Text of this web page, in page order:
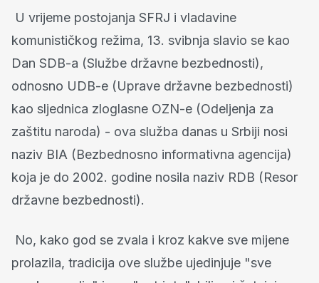
U vrijeme postojanja SFRJ i vladavine
komunističkog režima, 13. svibnja slavio se kao
Dan SDB-a (Službe državne bezbednosti),
odnosno UDB-e (Uprave državne bezbednosti)
kao sljednica zloglasne OZN-e (Odeljenja za
zaštitu naroda) - ova služba danas u Srbiji nosi
naziv BIA (Bezbednosno informativna agencija)
koja je do 2002. godine nosila naziv RDB (Resor
državne bezbednosti).
No, kako god se zvala i kroz kakve sve mijene
prolazila, tradicija ove službe ujedinjuje "sve